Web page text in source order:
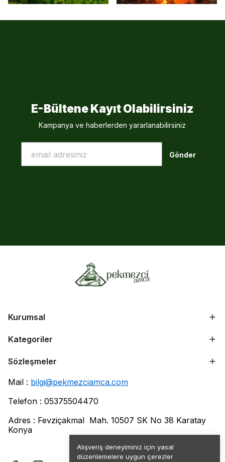
Alışveriş deneyiminiz için yasal
düzenlemelere uygun çerezler
E-Bültene Kayıt Olabilirsiniz
Kampanya ve haberlerden yararlanabilirsiniz
Gönder
Kurumsal
Kategoriler
Sözleşmeler
Mail : bilgi@pekmezciamca.com
Telefon : 05375504470
Adres : Fevziçakmal Mah. 10507 SK No 38 Karatay
Konya